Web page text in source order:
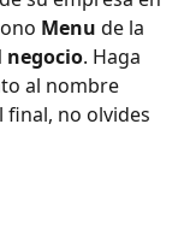
Menu de la
negocio. Haga
al nombre
final, no olvides